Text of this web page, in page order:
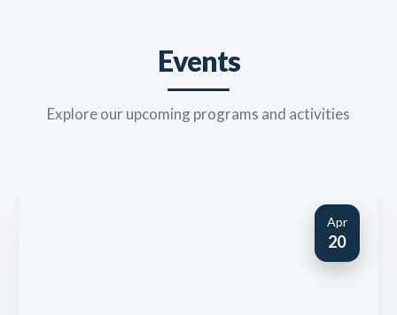
Events
Explore our upcoming programs and activities
Apr
20